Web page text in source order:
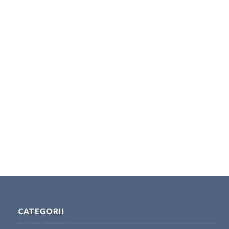
CATEGORII